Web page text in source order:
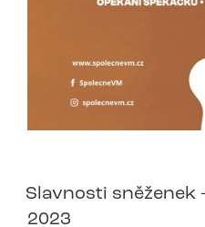
Slavnosti sněženek
2023